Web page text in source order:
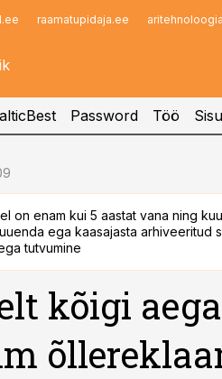
raamatupidaja.ee
Password Töö
on enam kui 5 aastat vana ning
ega kaasajasta arhiveeritud
tutvumine
kõigi